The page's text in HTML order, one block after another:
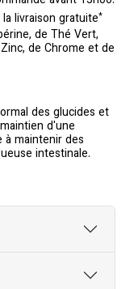
de Thé Vert,
de Chrome et de
des glucides et
d'une
à maintenir des
intestinale.
livraison gratuite*